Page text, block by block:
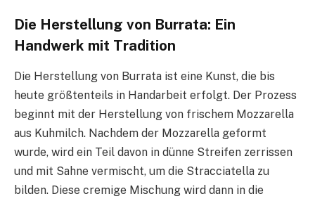
Die Herstellung von Burrata: Ein
Handwerk mit Tradition
Die Herstellung von Burrata ist eine Kunst, die bis
heute größtenteils in Handarbeit erfolgt. Der Prozess
beginnt mit der Herstellung von frischem Mozzarella
aus Kuhmilch. Nachdem der Mozzarella geformt
wurde, wird ein Teil davon in dünne Streifen zerrissen
und mit Sahne vermischt, um die Stracciatella zu
bilden. Diese cremige Mischung wird dann in die